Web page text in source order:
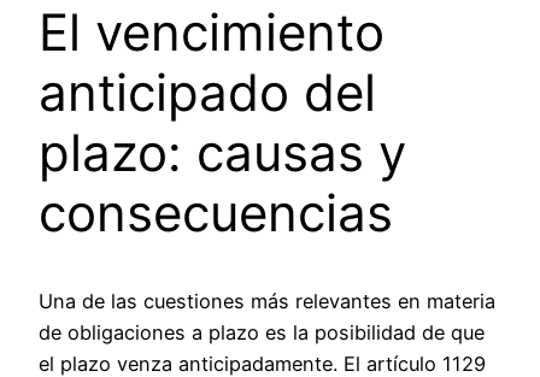
El vencimiento
anticipado del
plazo: causas y
consecuencias
Una de las cuestiones más relevantes en materia
de obligaciones a plazo es la posibilidad de que
el plazo venza anticipadamente. El artículo 1129